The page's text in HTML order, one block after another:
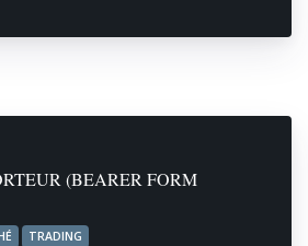
(BEARER FORM
TRADING